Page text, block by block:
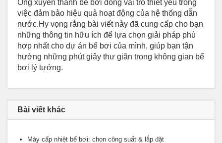
Ống xuyên thành bể bơi đóng vai trò thiết yếu trong
việc đảm bảo hiệu quả hoạt động của hệ thống dẫn
nước.Hy vọng rằng bài viết này đã cung cấp cho bạn
những thông tin hữu ích để lựa chọn giải pháp phù
hợp nhất cho dự án bể bơi của mình, giúp bạn tận
hưởng những phút giây thư giãn trong không gian bể
bơi lý tưởng.
Bài viết khác
Máy cấp nhiệt bể bơi: chọn công suất & lắp đặt